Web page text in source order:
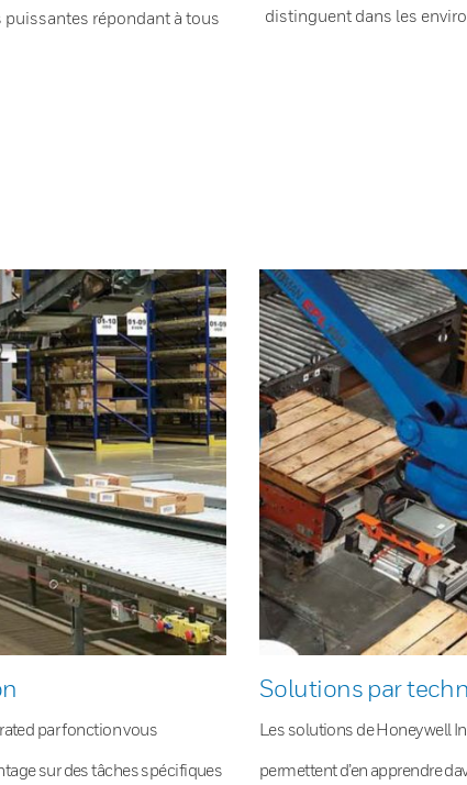
répondant à tous
distinguent dans les
par fonction vous
sur des tâches spécifiques
Solutions par
Les solutions de Honeywell
permettent d’en apprendre